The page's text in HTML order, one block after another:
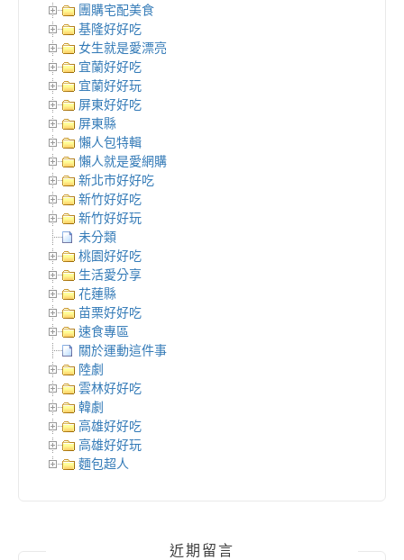
團購宅配美食
基隆好好吃
女生就是愛漂亮
宜蘭好好吃
宜蘭好好玩
屏東好好吃
屏東縣
懶人包特輯
懶人就是愛網購
新北市好好吃
新竹好好吃
新竹好好玩
未分類
桃園好好吃
生活愛分享
花蓮縣
苗栗好好吃
速食專區
關於運動這件事
陸劇
雲林好好吃
韓劇
高雄好好吃
高雄好好玩
麵包超人
近期留言